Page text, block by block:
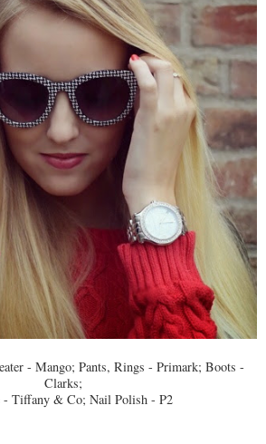
- Mango; Pants, Rings - Primark; Boots -
Clarks;
- Tiffany & Co; Nail Polish - P2